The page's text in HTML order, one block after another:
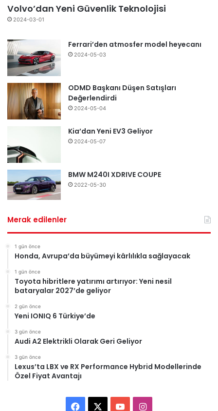
Volvo’dan Yeni Güvenlik Teknolojisi
2024-03-01
Ferrari’den atmosfer model heyecanı
2024-05-03
ODMD Başkanı Düşen Satışları
Değerlendirdi
2024-05-04
Kia’dan Yeni EV3 Geliyor
2024-05-07
BMW M240I XDRIVE COUPE
2022-05-30
Merak edilenler
1 gün önce
Honda, Avrupa’da büyümeyi kârlılıkla sağlayacak
1 gün önce
Toyota hibritlere yatırımı artırıyor: Yeni nesil
bataryalar 2027’de geliyor
2 gün önce
Yeni IONIQ 6 Türkiye’de
3 gün önce
Audi A2 Elektrikli Olarak Geri Geliyor
3 gün önce
Lexus’ta LBX ve RX Performance Hybrid Modellerinde
Özel Fiyat Avantajı
I